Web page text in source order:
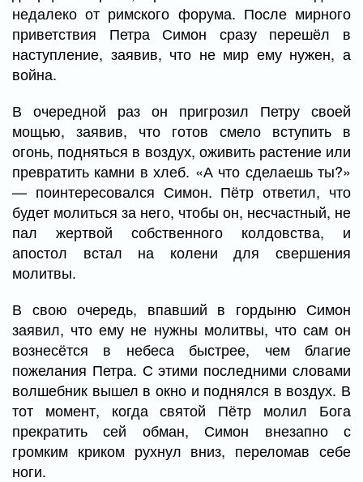
недалеко от римского форума. После мирного
приветствия Петра Симон сразу перешёл в
наступление, заявив, что не мир ему нужен, а
война.
В очередной раз он пригрозил Петру своей
мощью, заявив, что готов смело вступить в
огонь, подняться в воздух, оживить растение или
превратить камни в хлеб. «А что сделаешь ты?»
— поинтересовался Симон. Пётр ответил, что
будет молиться за него, чтобы он, несчастный, не
пал жертвой собственного колдовства, и
апостол встал на колени для свершения
молитвы.
В свою очередь, впавший в гордыню Симон
заявил, что ему не нужны молитвы, что сам он
вознесётся в небеса быстрее, чем благие
пожелания Петра. С этими последними словами
волшебник вышел в окно и поднялся в воздух. В
тот момент, когда святой Пётр молил Бога
прекратить сей обман, Симон внезапно с
громким криком рухнул вниз, переломав себе
ноги.